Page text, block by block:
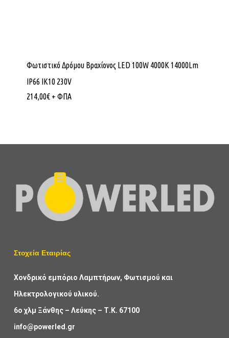
Φωτιστικό Δρόμου Βραχίονος LED 100W 4000K 14000Lm
IP66 ΙΚ10 230V
214,00€ + ΦΠΑ
Στοχεία Εταιρίας
Χονδρικό εμπόριο Λαμπτήρων, Φωτισμού και
Ηλεκτρολογικού υλικού.
6ο χλμ Ξάνθης – Λεύκης – Τ.Κ. 67100
info@powerled.gr